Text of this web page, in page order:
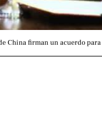
firman un acuerdo